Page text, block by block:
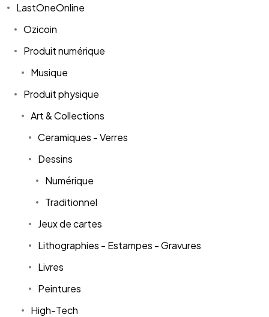
LastOneOnline
Ozicoin
Produit numérique
Musique
Produit physique
Art & Collections
Ceramiques - Verres
Dessins
Numérique
Traditionnel
Jeux de cartes
Lithographies - Estampes - Gravures
Livres
Peintures
High-Tech